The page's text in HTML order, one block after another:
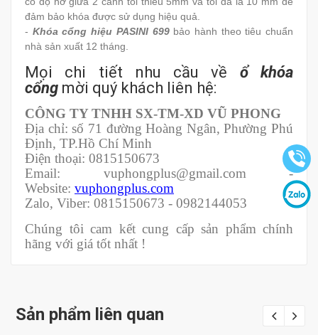
đảm bảo khóa được sử dụng hiệu quả.
- Khóa cổng hiệu PASINI 699 bảo hành theo tiêu chuẩn
nhà sản xuất 12 tháng.
Mọi chi tiết nhu cầu về ổ khóa
cổng mời quý khách liên hệ:
CÔNG TY TNHH SX-TM-XD VŨ PHONG
Địa chỉ: số 71 đường Hoàng Ngân, Phường Phú
Định, TP.Hồ Chí Minh
Điện thoại: 0815150673
Email: vuphongplus@gmail.com -
Website: vuphongplus.com
Zalo, Viber: 0815150673 - 0982144053
Chúng tôi cam kết cung cấp sản phẩm chính
hãng với giá tốt nhất !
Sản phẩm liên quan